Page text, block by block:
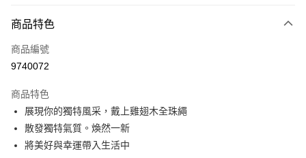
台灣樂天信用卡公司
玉山商業銀行
台灣樂天信用卡公司
元大商業銀行
台新國際商業銀行
台灣樂天信用卡公司
悠遊付
Google Pay
大哥付你分期
相關說明
【大哥付你分期使用說明】
1.本服務由台灣大哥大提供，台灣大哥大用戶可立即使用無須另外申請。
AFTEE先享後付
瓶 旅遊出門最安心
商品特色
商品編號
9740072
商品特色
展現你的獨特風采，戴上雞翅木全珠繩
散發獨特氣質。煥然一新
將美好與幸運帶入生活中